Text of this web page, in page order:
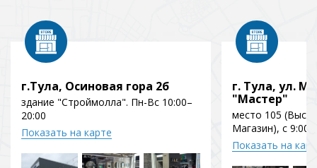
г.Тула, Осиновая гора 2б
здание "Строймолла". Пн-Вс 10:00–
20:00
Показать на карте
г. Тула, ул.
"Мастер"
место 105
Магазин), с 9:00
Показать на